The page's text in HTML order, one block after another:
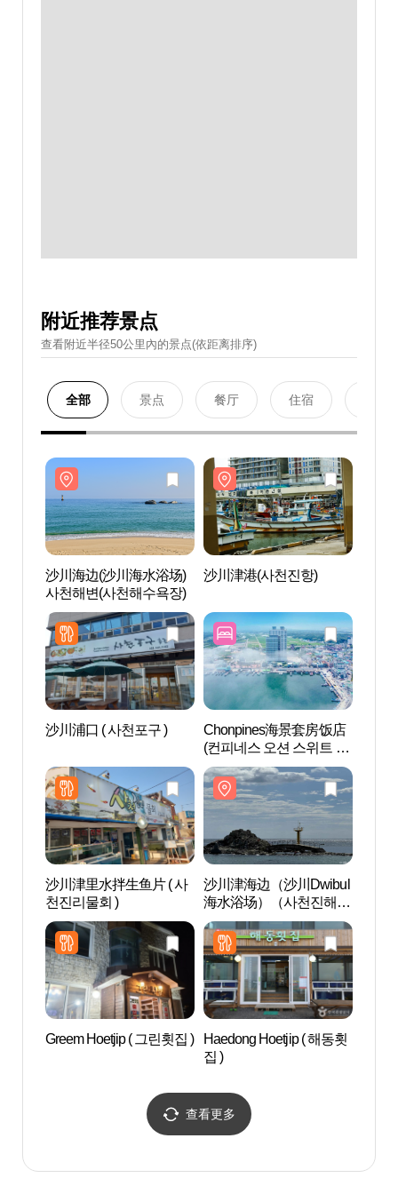
附近推荐景点
查看附近半径50公里內的景点(依距离排序)
全部 景点 餐厅 住宿
沙川海边(沙川海水浴场)
사천해변(사천해수욕장)
沙川津港(사천진항)
沙川浦口 ( 사천포구 )
Chonpines海景套房饭店
(컨피네스 오션 스위트 호
텔)
沙川津里水拌生鱼片 ( 사
천진리물회 )
沙川津海边（沙川Dwibul
海水浴场）（사천진해변
（사천뒷불해수욕장））
Greem Hoetjip ( 그린횟집 )
Haedong Hoetjip ( 해동횟
집 )
查看更多